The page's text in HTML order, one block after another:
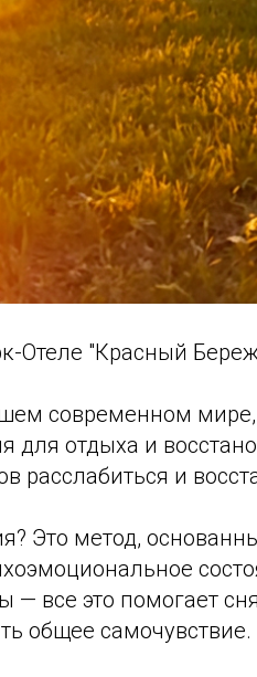
Отеле "Красный
современном
для отдыха и
расслабиться и
Это метод,
— все это помогает
общее самочувствие.